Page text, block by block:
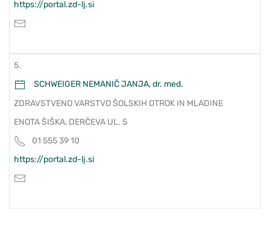
https://portal.zd-lj.si
5.
SCHWEIGER NEMANIČ JANJA, dr. med.
ZDRAVSTVENO VARSTVO ŠOLSKIH OTROK IN MLADINE
ENOTA ŠIŠKA, DERČEVA UL. 5
01 555 39 10
https://portal.zd-lj.si